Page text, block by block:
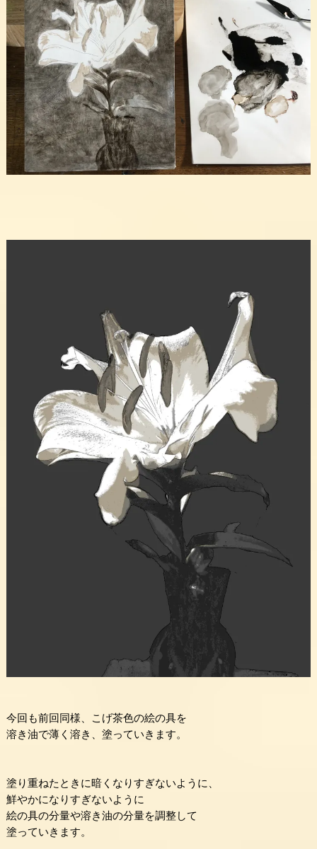
今回も前回同様、こげ茶色の絵の具を
溶き油で薄く溶き、塗っていきます。
塗り重ねたときに暗くなりすぎないように、
鮮やかになりすぎないように
絵の具の分量や溶き油の分量を調整して
塗っていきます。